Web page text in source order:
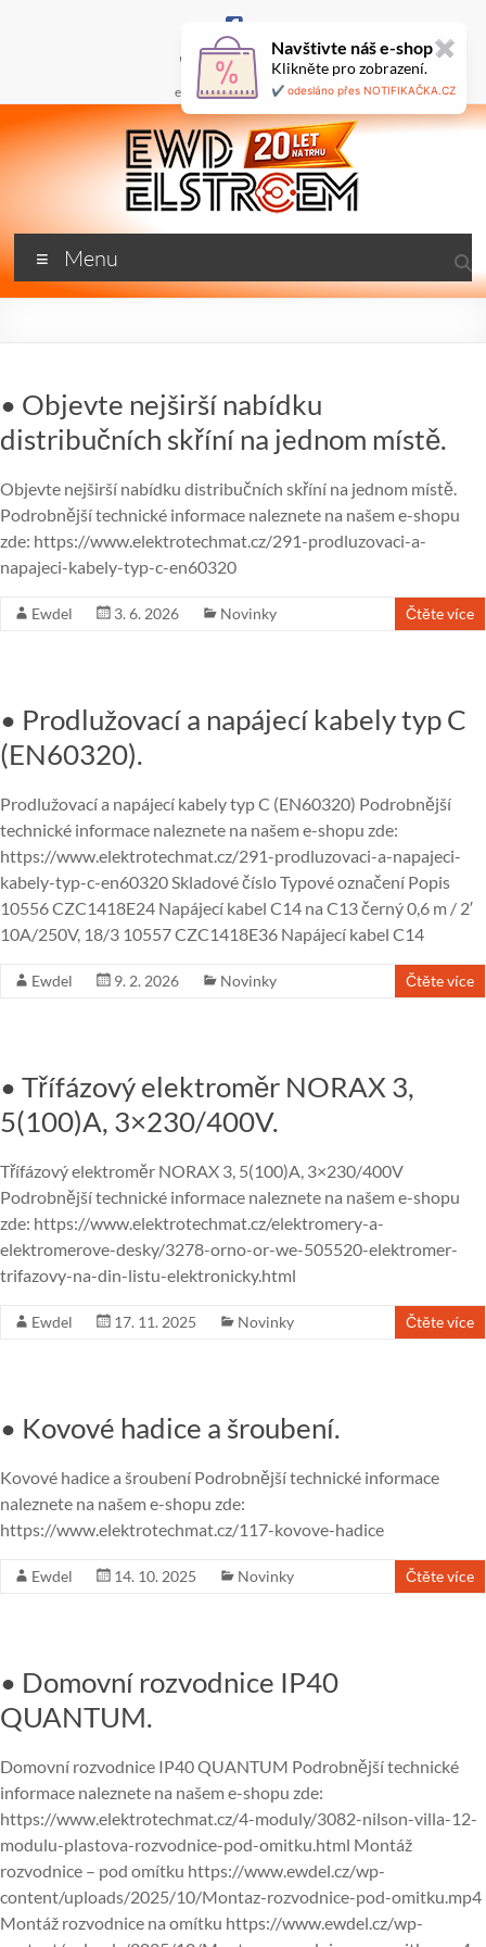
+420 777 687 800
ewd@ewdel.cz
🇬🇧
ewdel.cz
…
Menu
• Objevte nejširší nabídku
distribučních skříní na jednom místě.
Objevte nejširší nabídku distribučních skříní na jednom místě.
Podrobnější technické informace naleznete na našem e-shopu
zde: https://www.elektrotechmat.cz/291-prodluzovaci-a-
napajeci-kabely-typ-c-en60320
Ewdel 3. 6. 2026 Novinky Čtěte více
• Prodlužovací a napájecí kabely typ C
(EN60320).
Prodlužovací a napájecí kabely typ C (EN60320) Podrobnější
technické informace naleznete na našem e-shopu zde:
https://www.elektrotechmat.cz/291-prodluzovaci-a-napajeci-
kabely-typ-c-en60320 Skladové číslo Typové označení Popis
10556 CZC1418E24 Napájecí kabel C14 na C13 černý 0,6 m / 2′
10A/250V, 18/3 10557 CZC1418E36 Napájecí kabel C14
Ewdel 9. 2. 2026 Novinky Čtěte více
• Třífázový elektroměr NORAX 3,
5(100)A, 3×230/400V.
Třífázový elektroměr NORAX 3, 5(100)A, 3×230/400V
Podrobnější technické informace naleznete na našem e-shopu
zde: https://www.elektrotechmat.cz/elektromery-a-
elektromerove-desky/3278-orno-or-we-505520-elektromer-
trifazovy-na-din-listu-elektronicky.html
Ewdel 17. 11. 2025 Novinky Čtěte více
• Kovové hadice a šroubení.
Kovové hadice a šroubení Podrobnější technické informace
naleznete na našem e-shopu zde:
https://www.elektrotechmat.cz/117-kovove-hadice
Ewdel 14. 10. 2025 Novinky Čtěte více
• Domovní rozvodnice IP40
QUANTUM.
Domovní rozvodnice IP40 QUANTUM Podrobnější technické
informace naleznete na našem e-shopu zde:
https://www.elektrotechmat.cz/4-moduly/3082-nilson-villa-12-
modulu-plastova-rozvodnice-pod-omitku.html Montáž
rozvodnice – pod omítku https://www.ewdel.cz/wp-
content/uploads/2025/10/Montaz-rozvodnice-pod-omitku.mp4
Montáž rozvodnice na omítku https://www.ewdel.cz/wp-
Navštivte náš e-shop✖
Klikněte pro zobrazení.
✔️ odesláno přes NOTIFIKAČKA.CZ